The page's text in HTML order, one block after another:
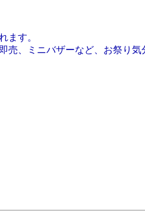
ます。
売、ミニバザーなど、お祭り気